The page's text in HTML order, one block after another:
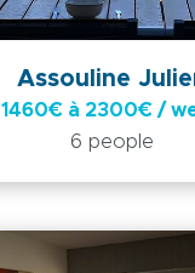
Assouline
1460€ à 2300€ /
6 people